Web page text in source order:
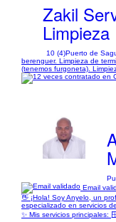
Zakil
Limpieza
10 (4)Puerto de
berenguer. Limpieza de
(tenemos furgoneta).
Email
👋 ¡Hola! Soy Anyelo, un
especializado en servicios
✨ Mis servicios principales: